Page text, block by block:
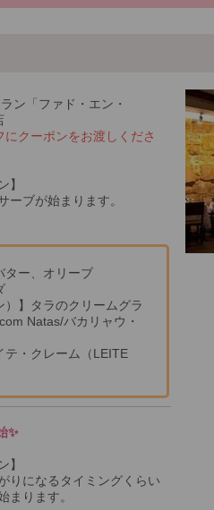
ン「ファド・エン・
クーポンをお渡しくださ
】
ーブが始まります。
ター、オリーブ
）】タラのクリームグラ
Natas/バカリャウ・
テ・クレーム（LEITE
✨
】
りになるタイミングくらい
まります。